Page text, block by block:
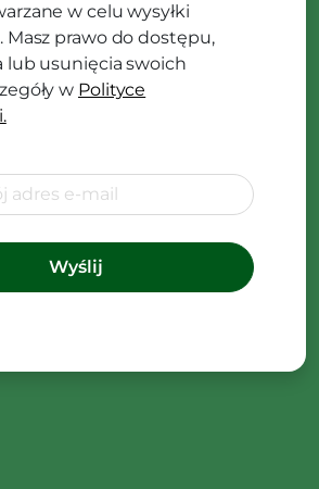
w celu wysyłki
Masz prawo do dostępu,
lub usunięcia swoich
w Polityce